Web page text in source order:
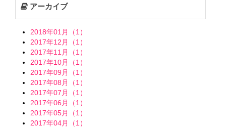
アーカイブ
2018年01月（1）
2017年12月（1）
2017年11月（1）
2017年10月（1）
2017年09月（1）
2017年08月（1）
2017年07月（1）
2017年06月（1）
2017年05月（1）
2017年04月（1）